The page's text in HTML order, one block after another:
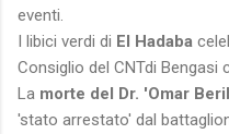
eventi.
I libici verdi di El Hadaba
Consiglio del CNTdi Bengasi
La morte del Dr. 'Omar
'stato arrestato' dal